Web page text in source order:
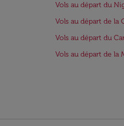
Vols au départ du
Vols au départ de la
Vols au départ du
Vols au départ de la